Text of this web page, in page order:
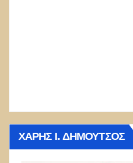
ΧΆΡΗΣ Ι. ΔΗΜΟΎΤΣΟΣ